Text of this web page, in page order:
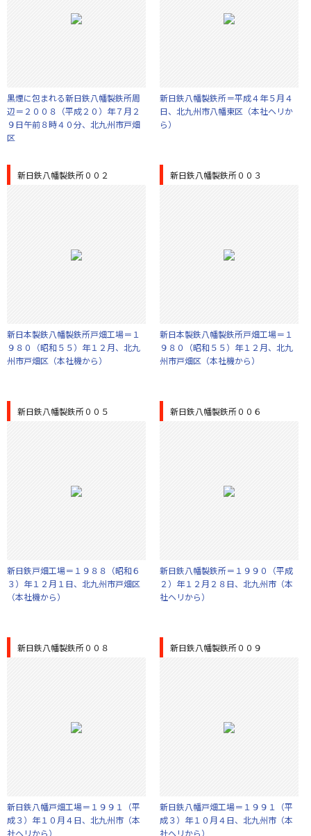
黒煙に包まれる新日鉄八幡製鉄所周
辺＝２００８（平成２０）年７月２
９日午前８時４０分、北九州市戸畑
区
新日鉄八幡製鉄所＝平成４年５月４
日、北九州市八幡東区（本社ヘリか
ら）
新日鉄八幡製鉄所００２
新日本製鉄八幡製鉄所戸畑工場＝１
９８０（昭和５５）年１２月、北九
州市戸畑区（本社機から）
新日鉄八幡製鉄所００３
新日本製鉄八幡製鉄所戸畑工場＝１
９８０（昭和５５）年１２月、北九
州市戸畑区（本社機から）
新日鉄八幡製鉄所００５
新日鉄戸畑工場＝１９８８（昭和６
３）年１２月１日、北九州市戸畑区
（本社機から）
新日鉄八幡製鉄所００６
新日鉄八幡製鉄所＝１９９０（平成
２）年１２月２８日、北九州市（本
社ヘリから）
新日鉄八幡製鉄所００８
新日鉄八幡戸畑工場＝１９９１（平
成３）年１０月４日、北九州市（本
社ヘリから）
新日鉄八幡製鉄所００９
新日鉄八幡戸畑工場＝１９９１（平
成３）年１０月４日、北九州市（本
社ヘリから）